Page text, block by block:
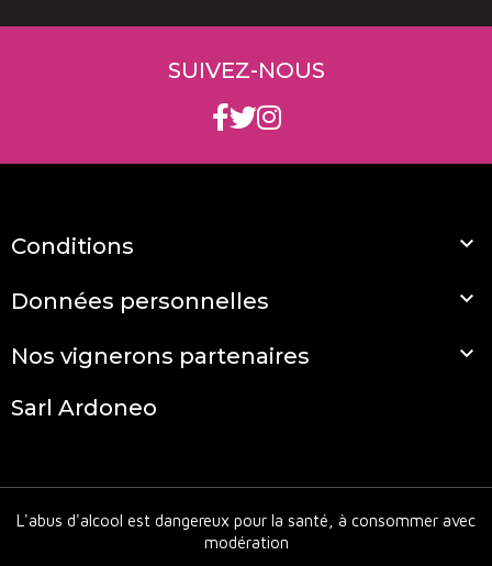
SUIVEZ-NOUS
Conditions 
Données personnelles 
Nos vignerons partenaires 
Sarl Ardoneo
L'abus d'alcool est dangereux pour la santé, à consommer avec
modération